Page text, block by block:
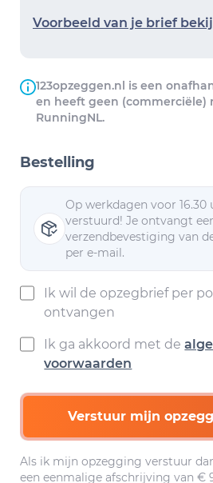
Voorbeeld van je brief
123opzeggen.nl is een
en heeft geen (commerciële)
RunningNL.
Bestelling
Op werkdagen voor 16.30
verstuurd! Je ontvangt
verzendbevestiging van
per e-mail.
Ik wil de opzegbrief per
ontvangen
Ik ga akkoord met de
voorwaarden
Verstuur mijn
Als ik mijn opzegging verstuur
een eenmalige afschrijving van €